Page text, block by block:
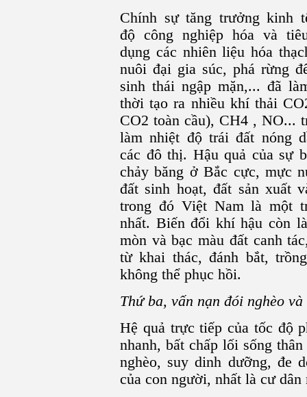
Chính sự tăng trưởng kinh
độ công nghiệp hóa và
dụng các nhiên liệu hóa
nuôi đại gia súc, phá rừng
sinh thái ngập mặn,... đã
thời tạo ra nhiều khí thải
CO2 toàn cầu), CH4 , NO...
làm nhiệt độ trái đất nóng
các đô thị. Hậu quả của sự
chảy băng ở Bắc cực, mực
đất sinh hoạt, đất sản xuất
trong đó Việt Nam là một
nhất. Biến đổi khí hậu còn
mòn và bạc màu đất canh
từ khai thác, đánh bắt,
không thể phục hồi.
Thứ ba, vấn nạn đói nghèo
Hệ quả trực tiếp của tốc độ
nhanh, bất chấp lối sống
nghèo, suy dinh dưỡng, đe
của con người, nhất là cư